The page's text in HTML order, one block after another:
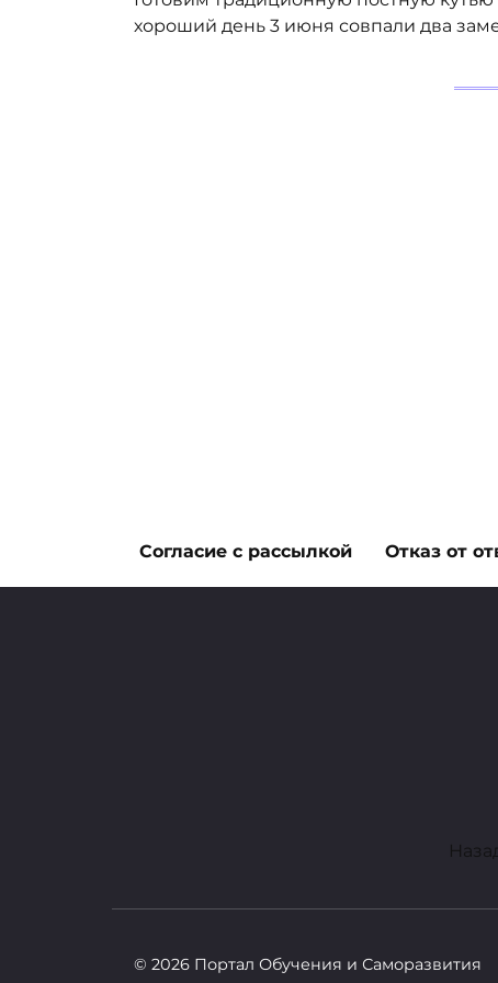
хороший день 3 июня совпали два
артишока, а также о истории и
Согласие с рассылкой Отказ от
© 2026 Портал Обучения и Саморазвития